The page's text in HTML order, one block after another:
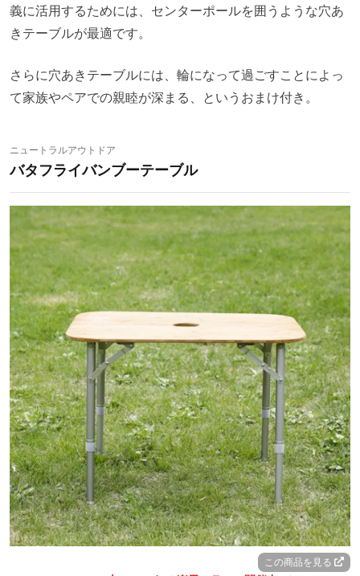
義に活用するためには、センターポールを囲うような穴あ
きテーブルが最適です。
さらに穴あきテーブルには、輪になって過ごすことによっ
て家族やペアでの親睦が深まる、というおまけ付き。
ニュートラルアウトドア
バタフライバンブーテーブル
この商品を見る